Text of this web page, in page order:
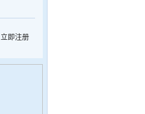
立即注册